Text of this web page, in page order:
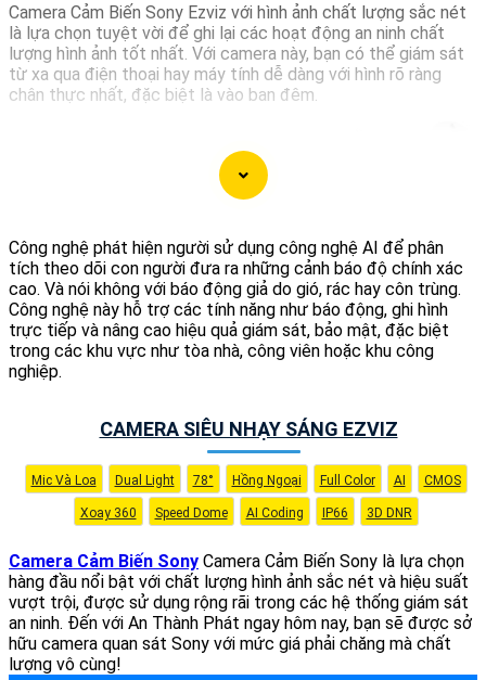
Camera Cảm Biến Sony Ezviz với hình ảnh chất lượng sắc nét
là lựa chọn tuyệt vời để ghi lại các hoạt động an ninh chất
lượng hình ảnh tốt nhất. Với camera này, bạn có thể giám sát
từ xa qua điện thoại hay máy tính dễ dàng với hình rõ ràng
chân thực nhất, đặc biệt là vào ban đêm.
Công nghệ phát hiện người sử dụng công nghệ AI để phân
tích theo dõi con người đưa ra những cảnh báo độ chính xác
cao. Và nói không với báo động giả do gió, rác hay côn trùng.
Công nghệ này hỗ trợ các tính năng như báo động, ghi hình
trực tiếp và nâng cao hiệu quả giám sát, bảo mật, đặc biệt
trong các khu vực như tòa nhà, công viên hoặc khu công
nghiệp.
CAMERA SIÊU NHẠY SÁNG EZVIZ
Mic Và Loa Dual Light 78° Hồng Ngoại Full Color AI CMOS
Xoay 360 Speed Dome AI Coding IP66 3D DNR
Camera Cảm Biến Sony Camera Cảm Biến Sony là lựa chọn
hàng đầu nổi bật với chất lượng hình ảnh sắc nét và hiệu suất
vượt trội, được sử dụng rộng rãi trong các hệ thống giám sát
an ninh. Đến với An Thành Phát ngay hôm nay, bạn sẽ được sở
hữu camera quan sát Sony với mức giá phải chăng mà chất
lượng vô cùng!